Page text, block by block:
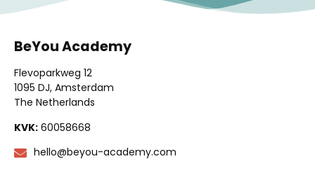
BeYou Academy
Flevoparkweg 12
1095 DJ, Amsterdam
The Netherlands
KVK: 60058668
hello@beyou-academy.com